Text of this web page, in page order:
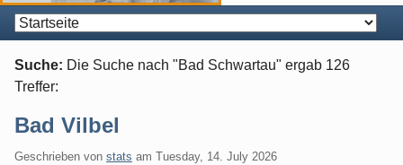
Navigation
Suche: Die Suche nach "Bad Schwartau" ergab 126
Treffer:
Bad Vilbel
Geschrieben von stats am Tuesday, 14. July 2026